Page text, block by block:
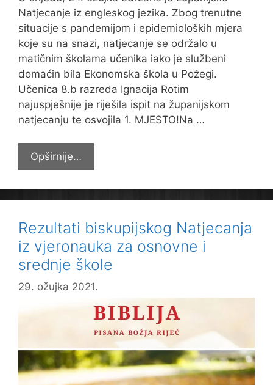
Natjecanje iz engleskog jezika. Zbog trenutne
situacije s pandemijom i epidemioloških mjera
koje su na snazi, natjecanje se održalo u
matičnim školama učenika iako je službeni
domaćin bila Ekonomska škola u Požegi.
Učenica 8.b razreda Ignacija Rotim
najuspješnije je riješila ispit na županijskom
natjecanju te osvojila 1. MJESTO!Na …
Opširnije…
Županije
u
engleskom
Rezultati biskupijskog Natjecanja
iz vjeronauka za osnovne i
srednje škole
29. ožujka 2021.